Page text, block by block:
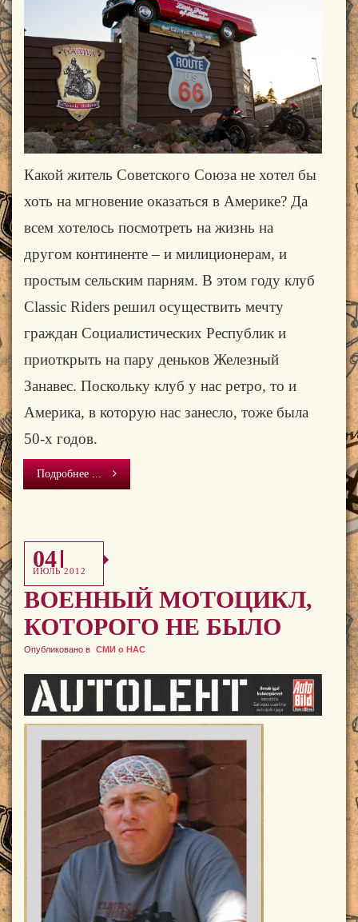
Какой житель Советского Союза не хотел бы
хоть на мгновение оказаться в Америке? Да
всем хотелось посмотреть на жизнь на
другом континенте – и милиционерам, и
простым сельским парням. В этом году клуб
Classic Riders решил осуществить мечту
граждан Социалистических Республик и
приоткрыть на пару деньков Железный
Занавес. Поскольку клуб у нас ретро, то и
Америка, в которую нас занесло, тоже была
50-х годов.
Подробнее ...
04
ИЮЛЬ 2012
ВОЕННЫЙ МОТОЦИКЛ,
КОТОРОГО НЕ БЫЛО
Опубликовано в СМИ о НАС